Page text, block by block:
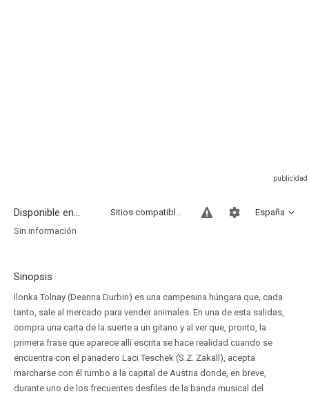
Disponible en... España
Sitios compatibles
Sin información
Sinopsis
Ilonka Tolnay (Deanna Durbin) es una campesina húngara que, cada
tanto, sale al mercado para vender animales. En una de esta salidas,
compra una carta de la suerte a un gitano y al ver que, pronto, la
primera frase que aparece allí escrita se hace realidad cuando se
encuentra con el panadero Laci Teschek (S.Z. Zakall), acepta
marcharse con él rumbo a la capital de Austria donde, en breve,
durante uno de los frecuentes desfiles de la banda musical del